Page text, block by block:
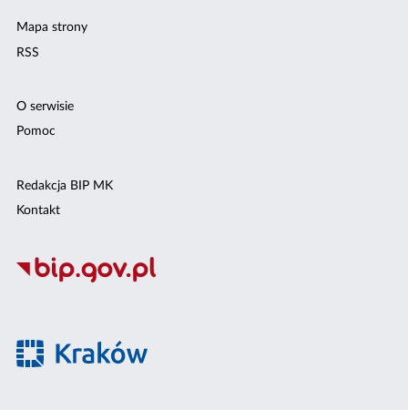
Mapa strony
RSS
O serwisie
Pomoc
Redakcja BIP MK
Kontakt